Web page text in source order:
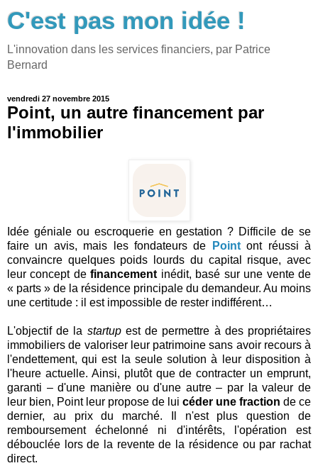
C'est pas mon idée !
L'innovation dans les services financiers, par Patrice
Bernard
vendredi 27 novembre 2015
Point, un autre financement par
l'immobilier
Idée géniale ou escroquerie en gestation ? Difficile de se
faire un avis, mais les fondateurs de
Pointont réussi à
convaincre quelques poids lourds du capital risque, avec
leur concept definancement inédit, basé sur une vente de
« parts » de la résidence principale du demandeur. Au moins
une certitude : il est impossible de rester indifférent…
L'objectif de la startupest de permettre à des propriétaires
immobiliers de valoriser leur patrimoine sans avoir recours à
l'endettement, qui est la seule solution à leur disposition à
l'heure actuelle. Ainsi, plutôt que de contracter un emprunt,
garanti – d'une manière ou d'une autre – par la valeur de
leur bien, Point leur propose de lui céder une fraction de ce
dernier, au prix du marché. Il n'est plus question de
remboursement échelonné ni d'intérêts, l'opération est
débouclée lors de la revente de la résidence ou par rachat
direct.